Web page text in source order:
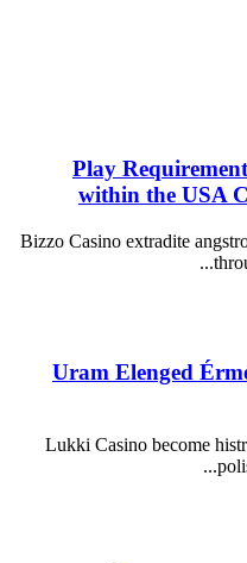
Play
within the USA
Bizzo Casino extradite
Uram Elenged
Lukki Casino become